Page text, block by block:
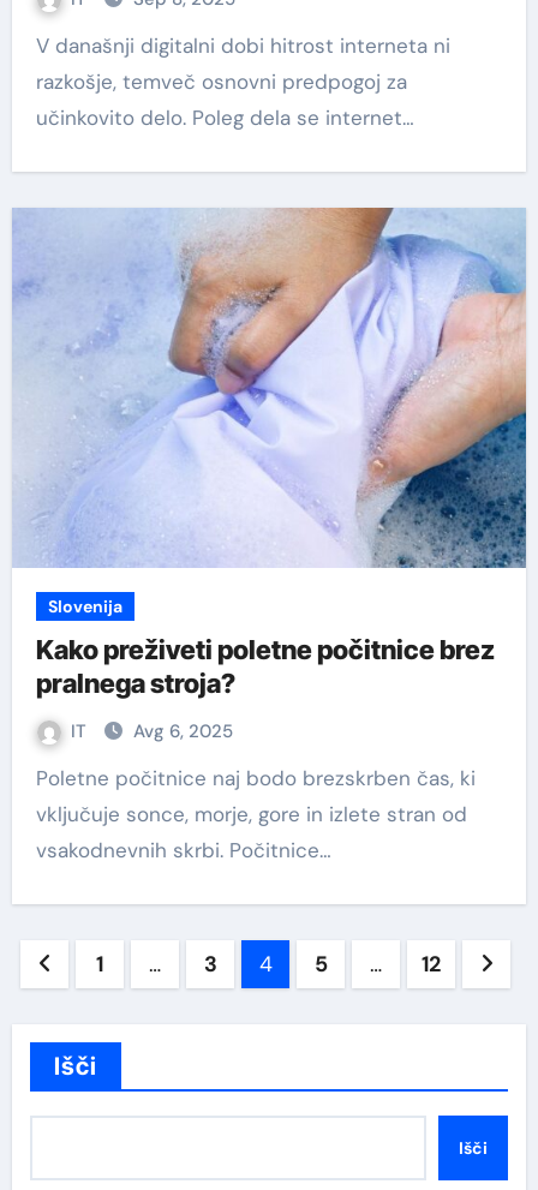
V današnji digitalni dobi hitrost interneta ni
razkošje, temveč osnovni predpogoj za
učinkovito delo. Poleg dela se internet…
Slovenija
Kako preživeti poletne počitnice brez
pralnega stroja?
IT Avg 6, 2025
Poletne počitnice naj bodo brezskrben čas, ki
vključuje sonce, morje, gore in izlete stran od
vsakodnevnih skrbi. Počitnice…
Številčenje
1 … 3 4 5 … 12
Išči
Išči